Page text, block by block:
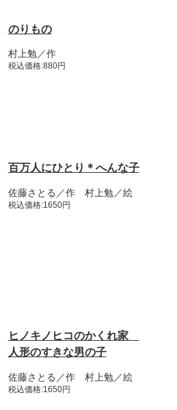
のりもの
村上勉／作
税込価格:880円
百万人にひとり＊へんな子
佐藤さとる／作 村上勉／絵
税込価格:1650円
ヒノキノヒコのかくれ家
人形のすきな男の子
佐藤さとる／作 村上勉／絵
税込価格:1650円